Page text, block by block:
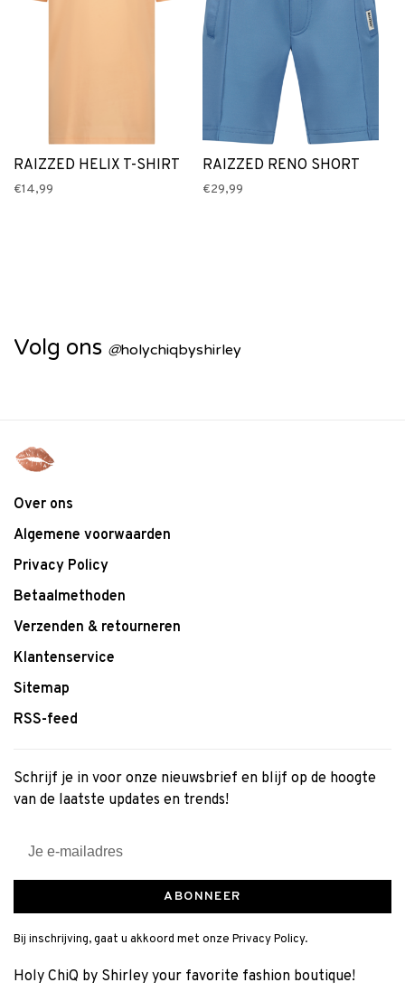
RAIZZED HELIX T-SHIRT
€14,99
RAIZZED RENO SHORT
€29,99
Volg ons @holychiqbyshirley
Over ons
Algemene voorwaarden
Privacy Policy
Betaalmethoden
Verzenden & retourneren
Klantenservice
Sitemap
RSS-feed
Schrijf je in voor onze nieuwsbrief en blijf op de hoogte
van de laatste updates en trends!
ABONNEER
Bij inschrijving, gaat u akkoord met onze Privacy Policy.
Holy ChiQ by Shirley your favorite fashion boutique!